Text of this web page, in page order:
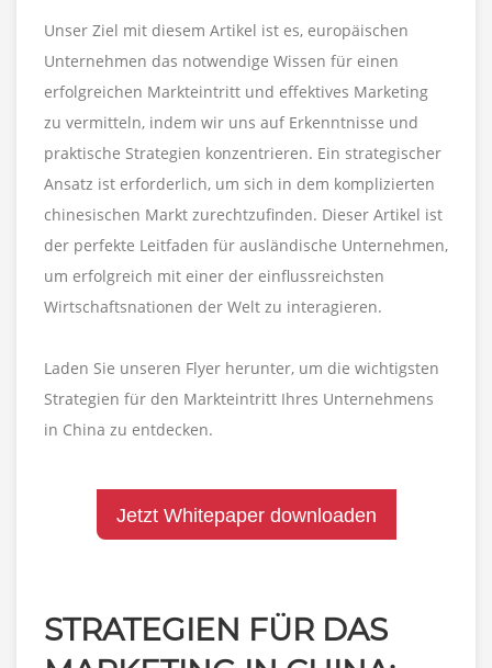
Unser Ziel mit diesem Artikel ist es, europäischen
Unternehmen das notwendige Wissen für einen
erfolgreichen Markteintritt und effektives Marketing
zu vermitteln, indem wir uns auf Erkenntnisse und
praktische Strategien konzentrieren. Ein strategischer
Ansatz ist erforderlich, um sich in dem komplizierten
chinesischen Markt zurechtzufinden. Dieser Artikel ist
der perfekte Leitfaden für ausländische Unternehmen,
um erfolgreich mit einer der einflussreichsten
Wirtschaftsnationen der Welt zu interagieren.
Laden Sie unseren Flyer herunter, um die wichtigsten
Strategien für den Markteintritt Ihres Unternehmens
in China zu entdecken.
Jetzt Whitepaper downloaden
STRATEGIEN FÜR DAS